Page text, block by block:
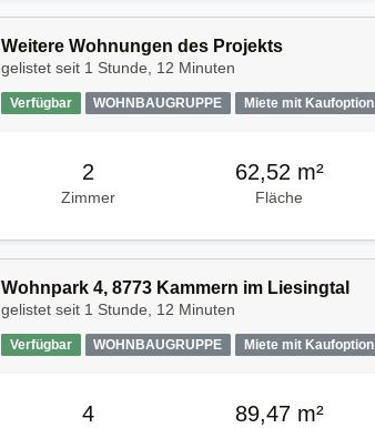
Weitere Wohnungen des Projekts
gelistet seit 1 Stunde, 12 Minuten
Verfügbar WOHNBAUGRUPPE Miete mit Kaufoption
2
Zimmer
62,52 m²
Fläche
Wohnpark 4, 8773 Kammern im Liesingtal
gelistet seit 1 Stunde, 12 Minuten
Verfügbar WOHNBAUGRUPPE Miete mit Kaufoption
4 89,47 m²